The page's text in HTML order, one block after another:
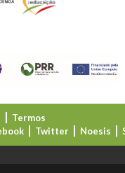
Termos
Twitter Noesis